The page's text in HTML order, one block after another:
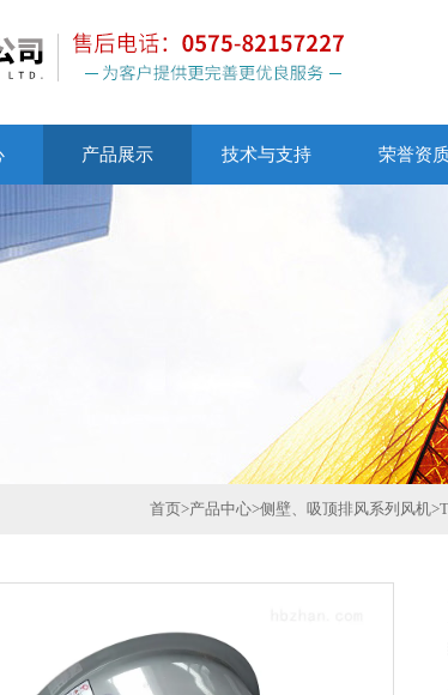
产品展示 技术与支持 荣誉资
首页>产品中心>侧壁、吸顶排风系列风机>